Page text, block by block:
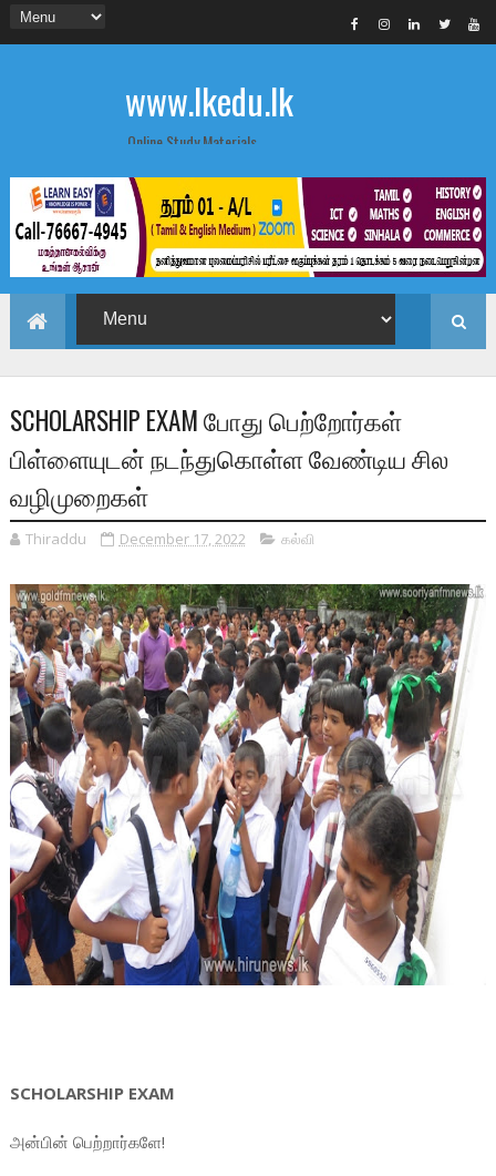
www.lkedu.lk
Online Study Materials
SCHOLARSHIP EXAM போது பெற்றோர்கள்
பிள்ளையுடன் நடந்துகொள்ள வேண்டிய சில
வழிமுறைகள்
Thiraddu December 17, 2022 கல்வி
SCHOLARSHIP EXAM
அன்பின் பெற்றார்களே!